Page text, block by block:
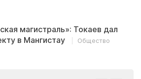
магистраль»: Токаев дал
в Мангистау
Общество